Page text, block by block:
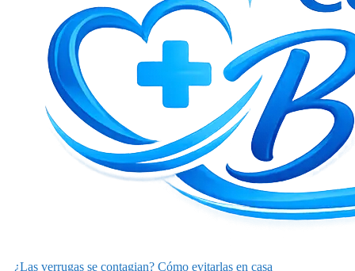
¿Las verrugas se contagian? Cómo evitarlas en casa